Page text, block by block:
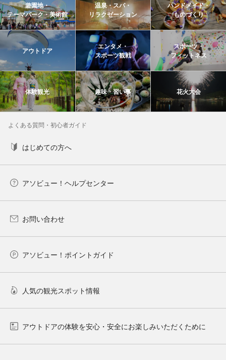
遊園地・
テーマパーク・美術館
温泉・スパ・
リラクゼーション
ハンドメイド・
ものづくり
アウトドア
エンタメ・
スポーツ観戦
スポーツ・
フィットネス
体験観光 趣味・習い事 花火大会
よくある質問・初心者ガイド
はじめての方へ
アソビュー！ヘルプセンター
お問い合わせ
アソビュー！ポイントガイド
人気の観光スポット情報
アウトドアの体験を安心・安全にお楽しみいただくために